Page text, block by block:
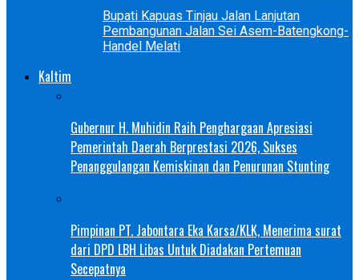
Bupati Kapuas Tinjau Jalan Lanjutan
Pembangunan Jalan Sei Asem-Batengkong-
Handel Melati
Kaltim
Gubernur H. Muhidin Raih Penghargaan Apresiasi
Pemerintah Daerah Berprestasi 2026, Sukses
Penanggulangan Kemiskinan dan Penurunan Stunting
Pimpinan PT. Jabontara Eka Karsa/KLK, Menerima surat
dari DPD LBH Libas Untuk Diadakan Pertemuan
Secepatnya